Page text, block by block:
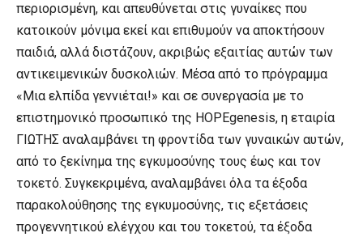
περιορισμένη, και απευθύνεται στις γυναίκες που
κατοικούν μόνιμα εκεί και επιθυμούν να αποκτήσουν
παιδιά, αλλά διστάζουν, ακριβώς εξαιτίας αυτών των
αντικειμενικών δυσκολιών. Μέσα από το πρόγραμμα
«Μια ελπίδα γεννιέται!» και σε συνεργασία με το
επιστημονικό προσωπικό της HOPEgenesis, η εταιρία
ΓΙΩΤΗΣ αναλαμβάνει τη φροντίδα των γυναικών αυτών,
από το ξεκίνημα της εγκυμοσύνης τους έως και τον
τοκετό. Συγκεκριμένα, αναλαμβάνει όλα τα έξοδα
παρακολούθησης της εγκυμοσύνης, τις εξετάσεις
προγεννητικού ελέγχου και του τοκετού, τα έξοδα